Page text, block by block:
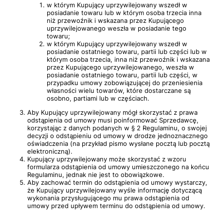
w którym Kupujący uprzywilejowany wszedł w
posiadanie towaru lub w którym osoba trzecia inna
niż przewoźnik i wskazana przez Kupującego
uprzywilejowanego weszła w posiadanie tego
towaru;
w którym Kupujący uprzywilejowany wszedł w
posiadanie ostatniego towaru, partii lub części lub w
którym osoba trzecia, inna niż przewoźnik i wskazana
przez Kupującego uprzywilejowanego, weszła w
posiadanie ostatniego towaru, partii lub części, w
przypadku umowy zobowiązującej do przeniesienia
własności wielu towarów, które dostarczane są
osobno, partiami lub w częściach.
Aby Kupujący uprzywilejowany mógł skorzystać z prawa
odstąpienia od umowy musi poinformować Sprzedawcę,
korzystając z danych podanych w § 2 Regulaminu, o swojej
decyzji o odstąpieniu od umowy w drodze jednoznacznego
oświadczenia (na przykład pismo wysłane pocztą lub pocztą
elektroniczną).
Kupujący uprzywilejowany może skorzystać z wzoru
formularza odstąpienia od umowy umieszczonego na końcu
Regulaminu, jednak nie jest to obowiązkowe.
Aby zachować termin do odstąpienia od umowy wystarczy,
że Kupujący uprzywilejowany wyśle informację dotyczącą
wykonania przysługującego mu prawa odstąpienia od
umowy przed upływem terminu do odstąpienia od umowy.